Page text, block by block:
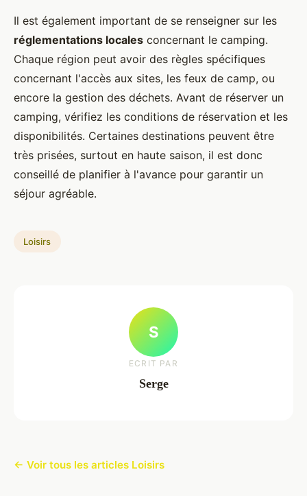
Il est également important de se renseigner sur les
réglementations locales concernant le camping.
Chaque région peut avoir des règles spécifiques
concernant l'accès aux sites, les feux de camp, ou
encore la gestion des déchets. Avant de réserver un
camping, vérifiez les conditions de réservation et les
disponibilités. Certaines destinations peuvent être
très prisées, surtout en haute saison, il est donc
conseillé de planifier à l'avance pour garantir un
séjour agréable.
Loisirs
S
ECRIT PAR
Serge
← Voir tous les articles Loisirs